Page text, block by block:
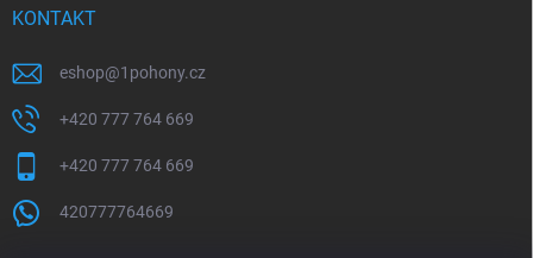
KONTAKT
eshop@1pohony.cz
+420 777 764 669
+420 777 764 669
420777764669